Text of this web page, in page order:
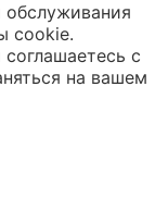
обслуживания
cookie.
с
на вашем